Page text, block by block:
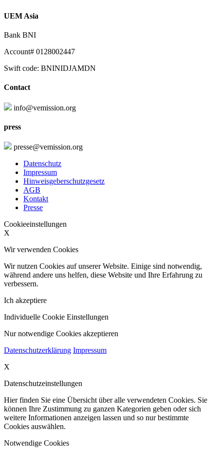
UEM Asia
Bank BNI
Account# 0128002447
Swift code: BNINIDJAMDN
Contact
info@vemission.org
press
presse@vemission.org
Datenschutz
Impressum
Hinweisgeberschutzgesetz
AGB
Kontakt
Presse
Cookieeinstellungen
X
Wir verwenden Cookies
Wir nutzen Cookies auf unserer Website. Einige sind notwendig,
während andere uns helfen, diese Website und Ihre Erfahrung zu
verbessern.
Ich akzeptiere
Individuelle Cookie Einstellungen
Nur notwendige Cookies akzeptieren
Datenschutzerklärung Impressum
X
Datenschutzeinstellungen
Hier finden Sie eine Übersicht über alle verwendeten Cookies. Sie
können Ihre Zustimmung zu ganzen Kategorien geben oder sich
weitere Informationen anzeigen lassen und so nur bestimmte
Cookies auswählen.
Notwendige Cookies